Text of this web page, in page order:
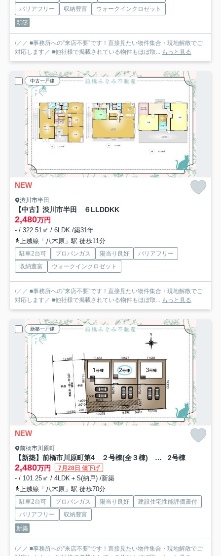
バリアフリー
収納豊富
ウォークインクロゼット
新築
/／／ ■事務所への”来店不要”です！直接見たい物件集合・現地解散でご
対応します／ ■他社様で掲載されている物件もほぼ取...
もっと見る
中古一戸建
NEW
渋川市半田
【中古】渋川市半田 ６LLDDKK
2,480万円
- / 322.51㎡ / 6LDK /築31年
上越線「八木原」駅 徒歩11分
駐車2台可 プロパンガス 陽当り良好
バリアフリー
収納豊富
ウォークインクロゼット
/／／ ■事務所への”来店不要”です！直接見たい物件集合・現地解散でご
対応します／ ■他社様で掲載されている物件もほぼ取...
もっと見る
新築一戸建
NEW
前橋市川原町
【新築】前橋市川原町第4 ２号棟(全３棟) クレイドルガーデン 新築建売分譲 2号棟
2,480万円 7月28日 値下げ
- / 101.25㎡ / 4LDK＋S(納戸) /新築
上越線「八木原」駅 徒歩70分
駐車2台可 プロパンガス 陽当り良好
建設住宅性能評価書付
バリアフリー
収納豊富
新築
/／／ ■事務所への”来店不要”です！直接見たい物件集合・現地解散でご